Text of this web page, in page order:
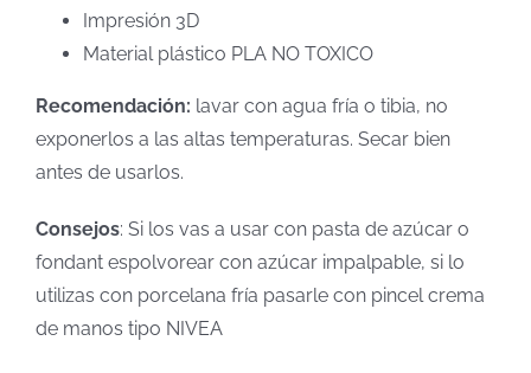
Impresión 3D
Material plástico PLA NO TOXICO
Recomendación: lavar con agua fría o tibia, no
exponerlos a las altas temperaturas. Secar bien
antes de usarlos.
Consejos: Si los vas a usar con pasta de azúcar o
fondant espolvorear con azúcar impalpable, si lo
utilizas con porcelana fría pasarle con pincel crema
de manos tipo NIVEA